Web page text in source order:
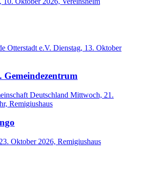
Otterstadt e.V. Dienstag, 13. Oktober
Deutschland Mittwoch, 21.
Remigiushaus
Oktober 2026, Remigiushaus